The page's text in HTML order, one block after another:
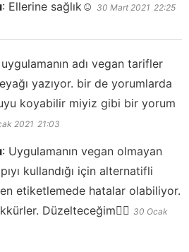
: Ellerine sağlık☺️ 30 Mart 2021 22:25
adı vegan tarifler
yazıyor. bir de yorumlarda
koyabilir miyiz gibi bir yorum
2021 21:03
: Uygulamanın vegan olmayan
kullandığı için alternatifli
etiketlemede hatalar olabiliyor.
Düzelteceğim👍🏻 30 Ocak